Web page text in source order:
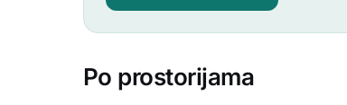
Po prostorijama